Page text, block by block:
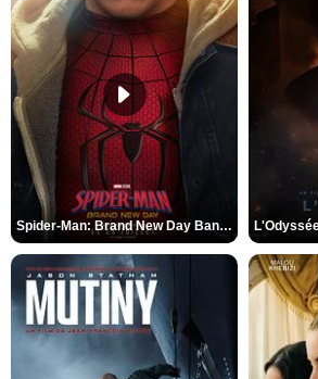
Spider-Man: Brand New Day Bande-annonce VO STFR